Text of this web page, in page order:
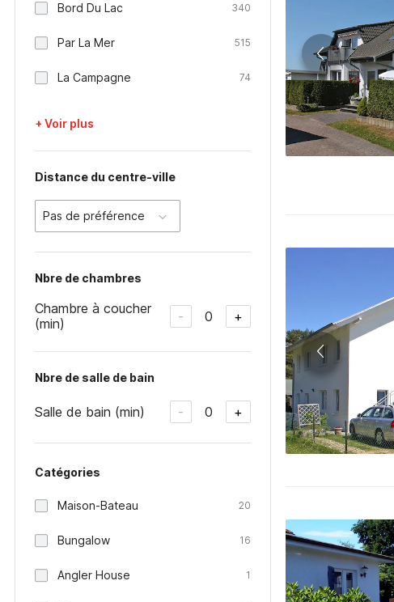
Bord Du Lac 340
Par La Mer 515
La Campagne 74
+ Voir plus
Distance du centre-ville
Pas de préférence
Nbre de chambres
Chambre à coucher
(min)
- 0 +
Nbre de salle de bain
Salle de bain (min) - 0 +
Catégories
Maison-Bateau 20
Bungalow 16
Angler House 1